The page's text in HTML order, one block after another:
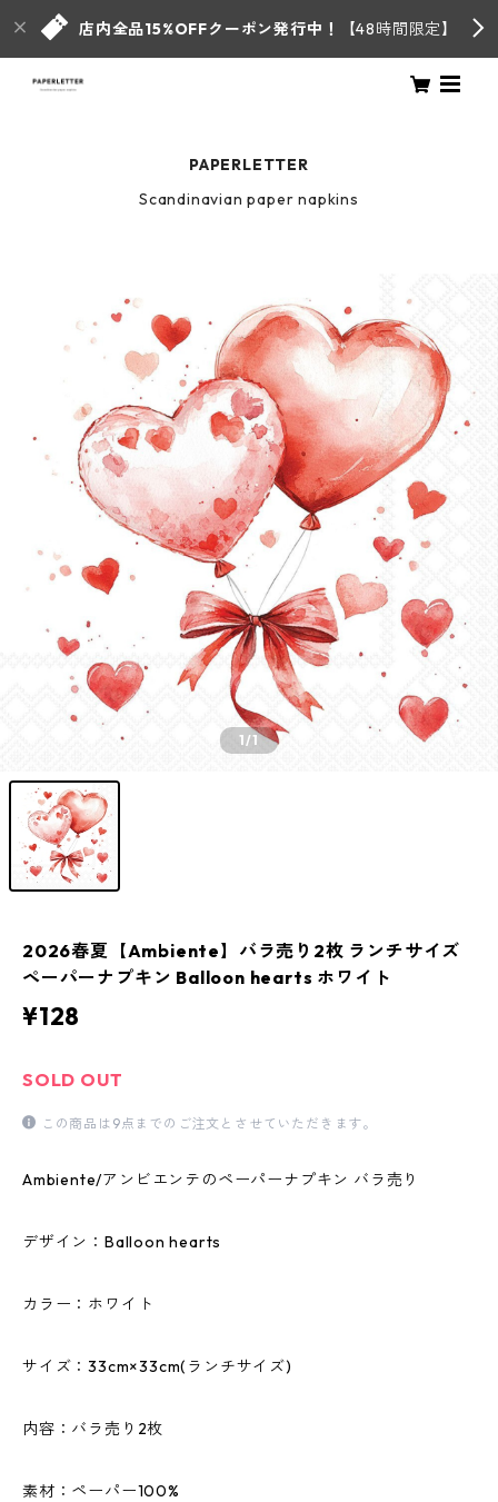
店内全品15%OFFクーポン発行中！ 【48時間限定】
PAPERLETTER
Scandinavian paper napkins
1/1
2026春夏【Ambiente】バラ売り2枚 ランチサイズ
ペーパーナプキン Balloon hearts ホワイト
¥128
SOLD OUT
この商品は9点までのご注文とさせていただきます。
Ambiente/アンビエンテのペーパーナプキン バラ売り
デザイン：Balloon hearts
カラー：ホワイト
サイズ：33cm×33cm(ランチサイズ)
内容：バラ売り2枚
素材：ペーパー100%